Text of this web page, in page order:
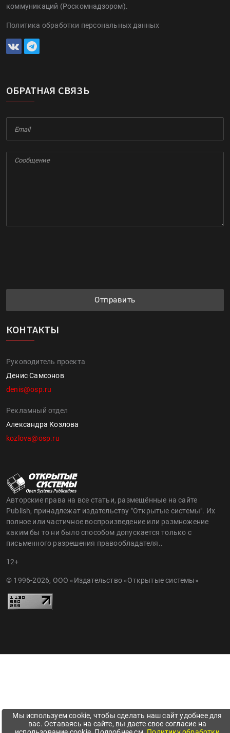
коммуникаций (Роскомнадзором).
Политика обработки персональных данных
ОБРАТНАЯ СВЯЗЬ
Отправить
КОНТАКТЫ
Руководитель проекта
Денис Самсонов
denis@osp.ru
Рекламный отдел
Александра Козлова
kozlova@osp.ru
Авторские права на все статьи, размещённые на сайте
Publish, принадлежат издательству "Открытые системы". Их
полное или частичное воспроизведение или размножение
каким бы то ни было способом допускается только с
письменного разрешения правообладателя..
12+
© 1996-2026, ООО «Издательство «Открытые системы»
Мы используем cookie, чтобы сделать наш сайт удобнее для
вас. Оставаясь на сайте, вы даете свое согласие на